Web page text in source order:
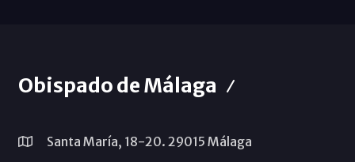
Obispado de Málaga
Santa María, 18-20. 29015 Málaga